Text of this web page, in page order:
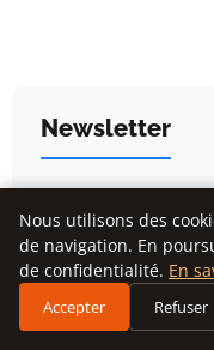
Newsletter
directement dans
Nous utilisons des
de navigation. En
de confidentialité. En
Accepter Refuser